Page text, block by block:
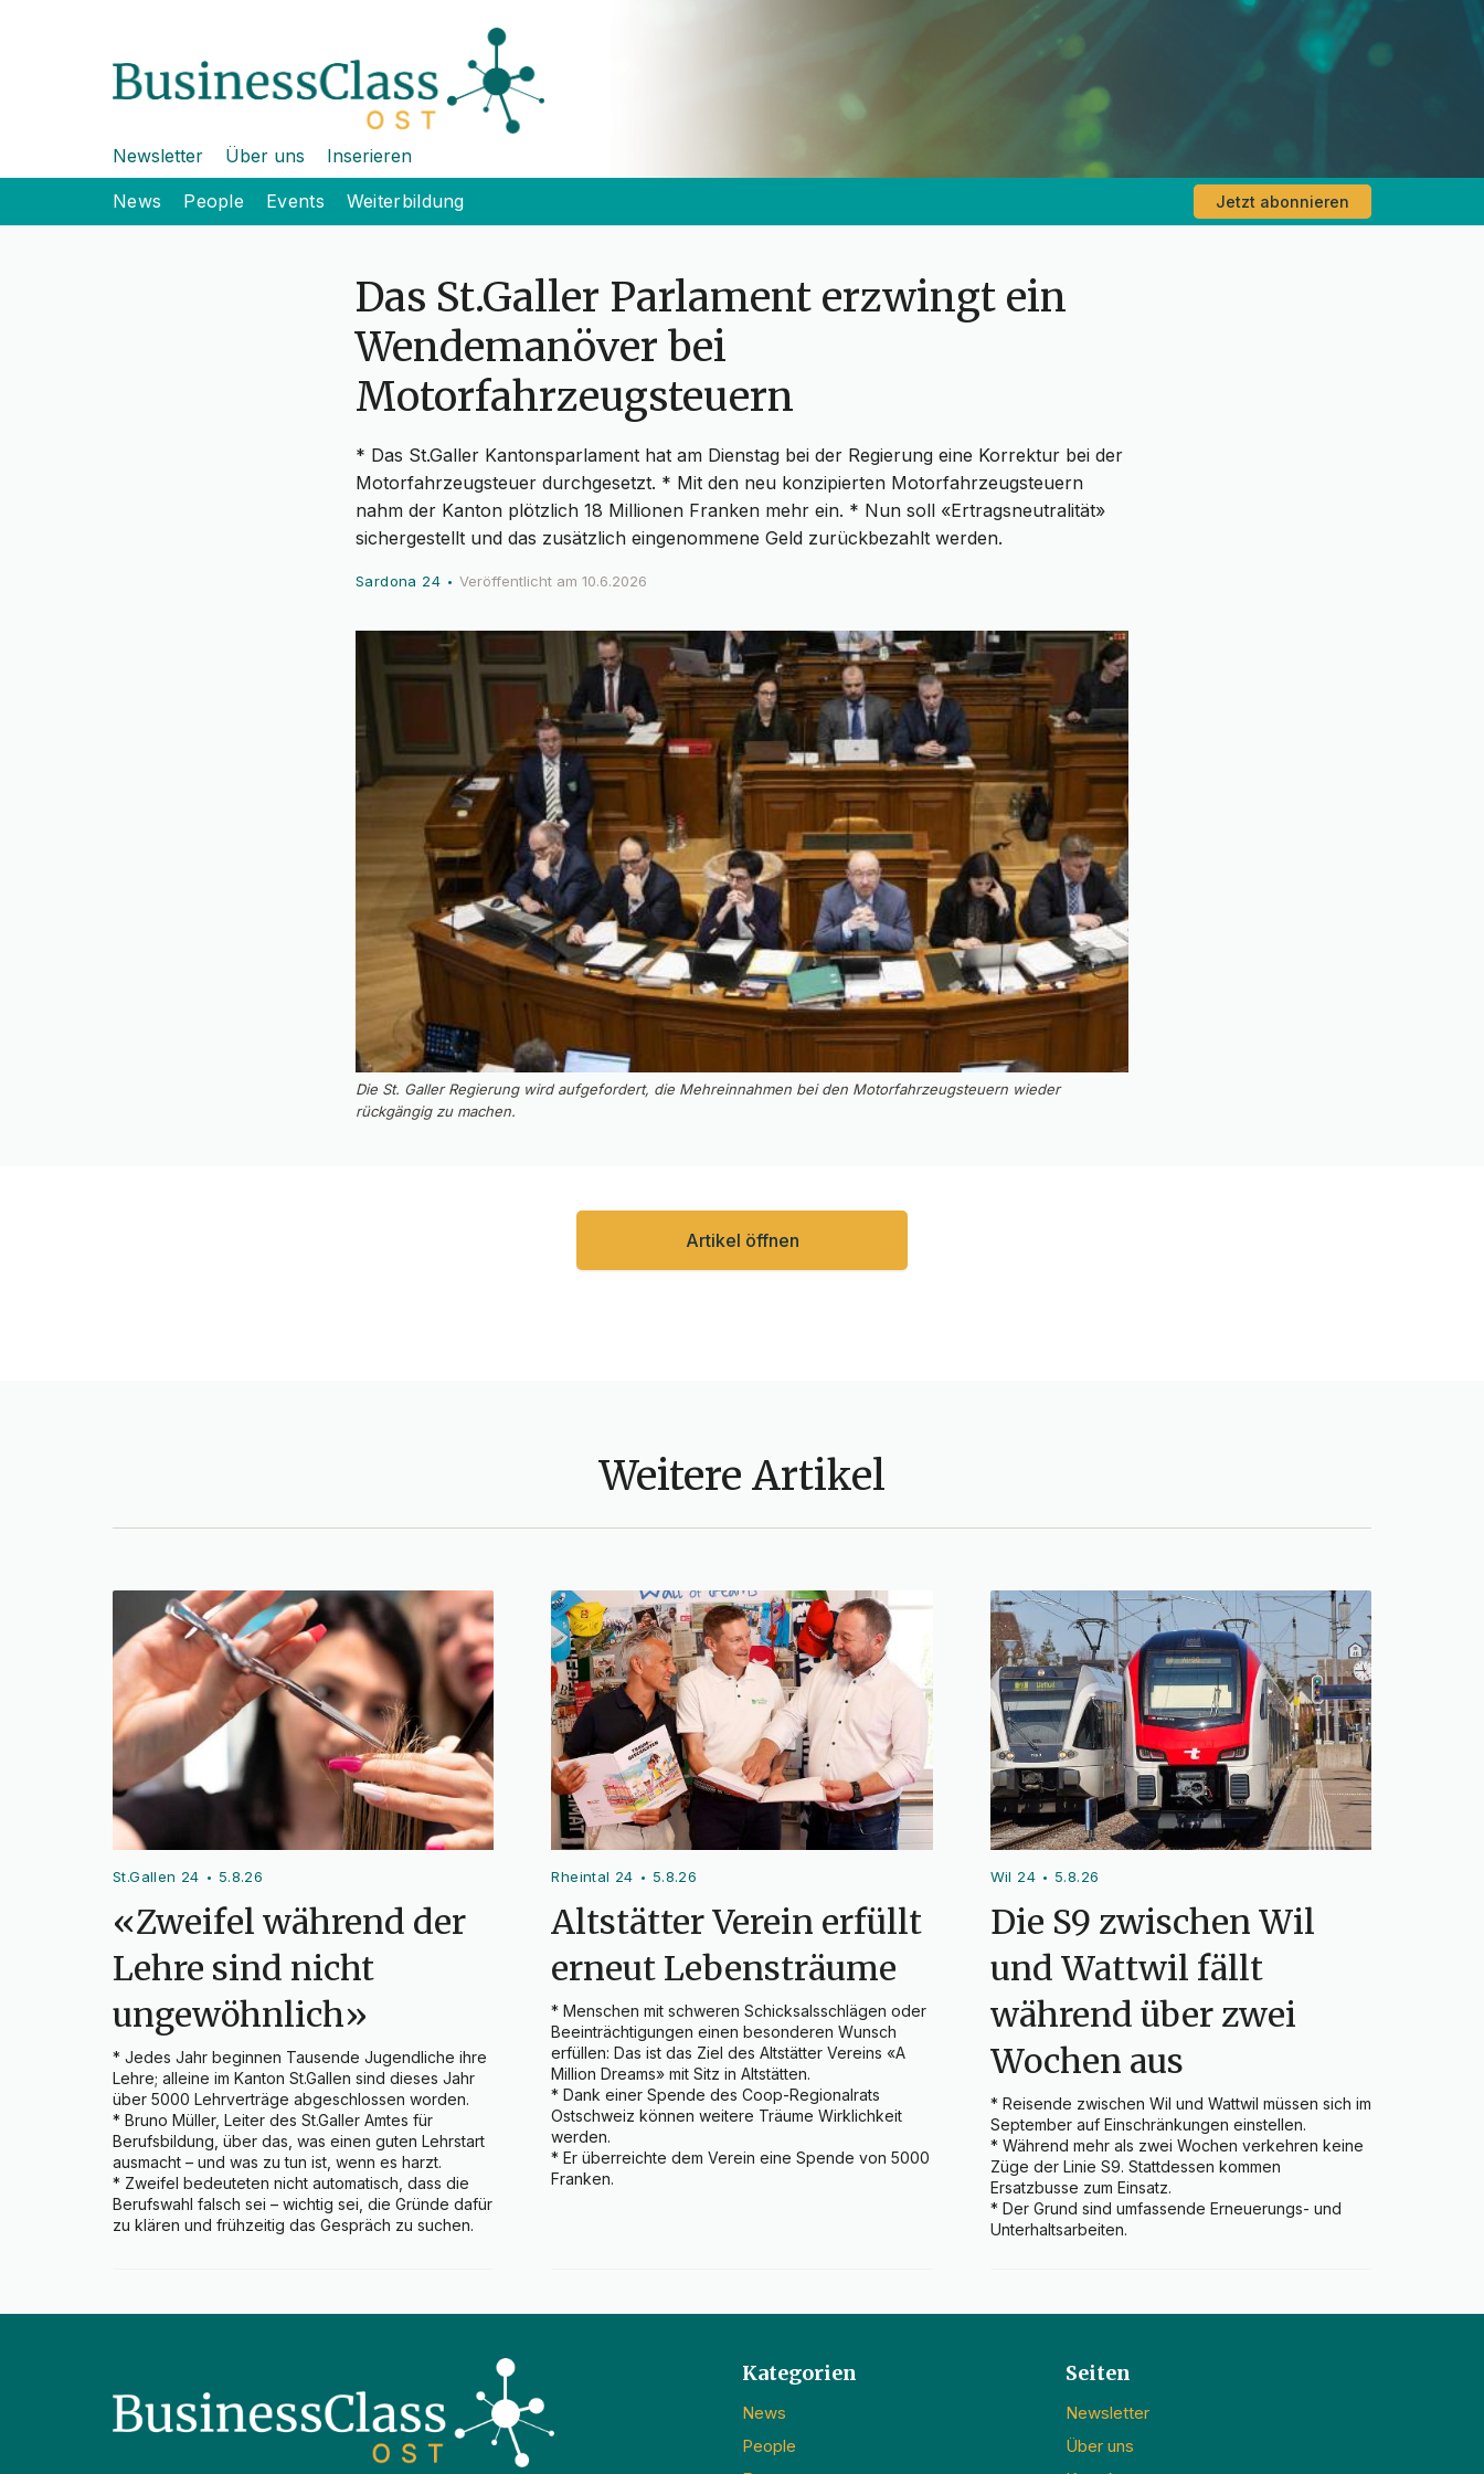
Newsletter Über uns Inserieren
News People Events Weiterbildung Jetzt abonnieren
Das St.Galler Parlament erzwingt ein
Wendemanöver bei
Motorfahrzeugsteuern
* Das St.Galler Kantonsparlament hat am Dienstag bei der Regierung eine Korrektur bei der
Motorfahrzeugsteuer durchgesetzt. * Mit den neu konzipierten Motorfahrzeugsteuern
nahm der Kanton plötzlich 18 Millionen Franken mehr ein. * Nun soll «Ertragsneutralität»
sichergestellt und das zusätzlich eingenommene Geld zurückbezahlt werden.
Sardona 24 • Veröffentlicht am 10.6.2026
Die St. Galler Regierung wird aufgefordert, die Mehreinnahmen bei den Motorfahrzeugsteuern wieder
rückgängig zu machen.
Artikel öffnen
Weitere Artikel
St.Gallen 24 • 5.8.26
«Zweifel während der
Lehre sind nicht
ungewöhnlich»
* Jedes Jahr beginnen Tausende Jugendliche ihre
Lehre; alleine im Kanton St.Gallen sind dieses Jahr
über 5000 Lehrverträge abgeschlossen worden.
* Bruno Müller, Leiter des St.Galler Amtes für
Berufsbildung, über das, was einen guten Lehrstart
ausmacht – und was zu tun ist, wenn es harzt.
* Zweifel bedeuteten nicht automatisch, dass die
Berufswahl falsch sei – wichtig sei, die Gründe dafür
zu klären und frühzeitig das Gespräch zu suchen.
Rheintal 24 • 5.8.26
Altstätter Verein erfüllt
erneut Lebensträume
* Menschen mit schweren Schicksalsschlägen oder
Beeinträchtigungen einen besonderen Wunsch
erfüllen: Das ist das Ziel des Altstätter Vereins «A
Million Dreams» mit Sitz in Altstätten.
* Dank einer Spende des Coop-Regionalrats
Ostschweiz können weitere Träume Wirklichkeit
werden.
* Er überreichte dem Verein eine Spende von 5000
Franken.
Wil 24 • 5.8.26
Die S9 zwischen Wil
und Wattwil fällt
während über zwei
Wochen aus
* Reisende zwischen Wil und Wattwil müssen sich im
September auf Einschränkungen einstellen.
* Während mehr als zwei Wochen verkehren keine
Züge der Linie S9. Stattdessen kommen
Ersatzbusse zum Einsatz.
* Der Grund sind umfassende Erneuerungs- und
Unterhaltsarbeiten.
Kategorien
News
People
Seiten
Newsletter
Über uns